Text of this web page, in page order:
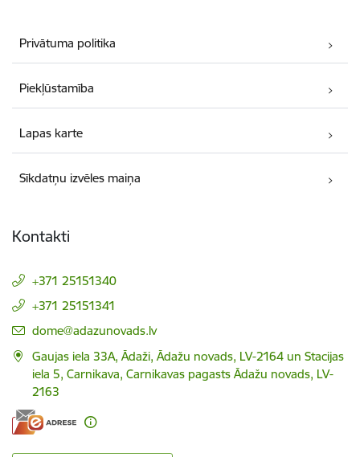
Privātuma politika
Piekļūstamība
Lapas karte
Sīkdatņu izvēles maiņa
Kontakti
+371 25151340
+371 25151341
E-pasts:
dome@adazunovads.lv
Gaujas iela 33A, Ādaži, Ādažu novads, LV-2164 un Stacijas
iela 5, Carnikava, Carnikavas pagasts Ādažu novads, LV-
2163